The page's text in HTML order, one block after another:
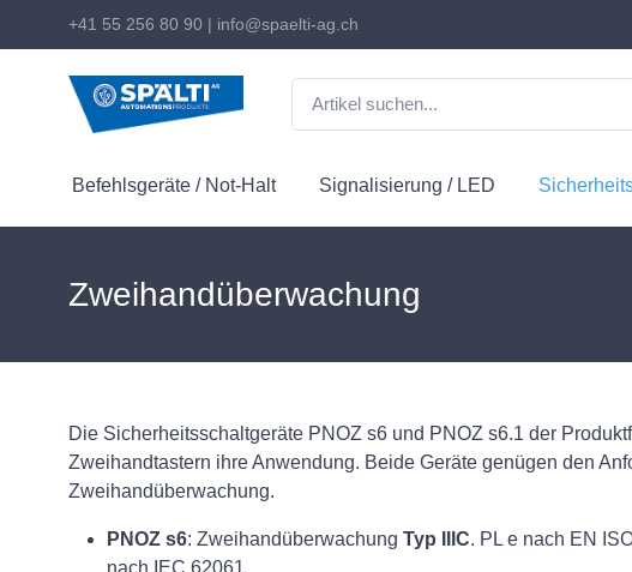
+41 55 256 80 90 | info@spaelti-ag.ch
Befehlsgeräte / Not-Halt Signalisierung / LED
Zweihandüberwachung
Die Sicherheitsschaltgeräte PNOZ s6 und PNOZ s6.1 der
Zweihandtastern ihre Anwendung. Beide Geräte genügen den
Zweihandüberwachung.
PNOZ s6: Zweihandüberwachung Typ IIIC. PL e nach EN
nach IEC 62061